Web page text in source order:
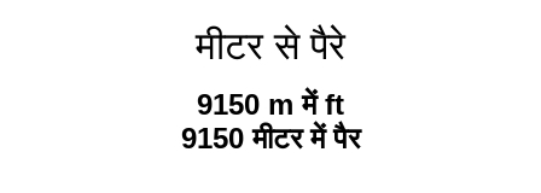
मीटर से पैरे
9150 m में ft
9150 मीटर में पैर